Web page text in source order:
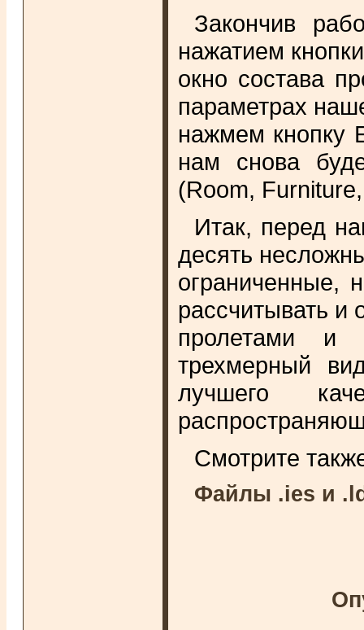
Закончив
нажатием
окно состава
параметрах
нажмем кнопку
нам снова
(Room,
Итак, перед
десять
ограниченные,
рассчитывать
пролетами и
трехмерный
лучшего
Смотрите
Файлы .ies и